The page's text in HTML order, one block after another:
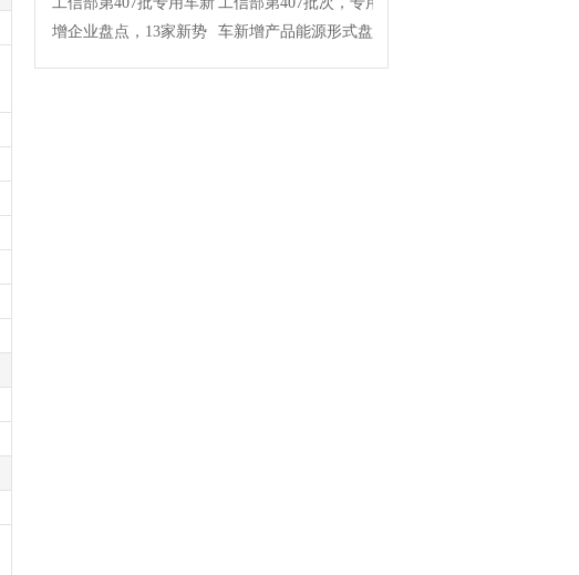
增企业盘点，13家新势
车新增产品能源形式盘